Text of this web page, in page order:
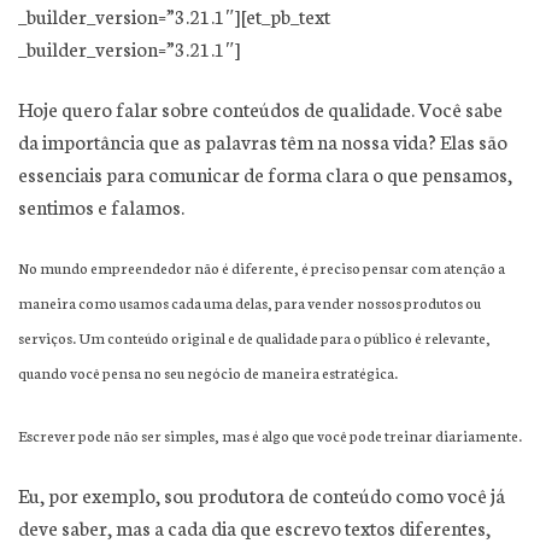
_builder_version=”3.21.1″][et_pb_text
_builder_version=”3.21.1″]
Hoje quero falar sobre conteúdos de qualidade. Você sabe
da importância que as palavras têm na nossa vida? Elas são
essenciais para comunicar de forma clara o que pensamos,
sentimos e falamos.
No mundo empreendedor não é diferente, é preciso pensar com atenção a
maneira como usamos cada uma delas, para vender nossos produtos ou
serviços. Um conteúdo original e de qualidade para o público é relevante,
quando você pensa no seu negócio de maneira estratégica.
Escrever pode não ser simples, mas é algo que você pode treinar diariamente.
Eu, por exemplo, sou produtora de conteúdo como você já
deve saber, mas a cada dia que escrevo textos diferentes,